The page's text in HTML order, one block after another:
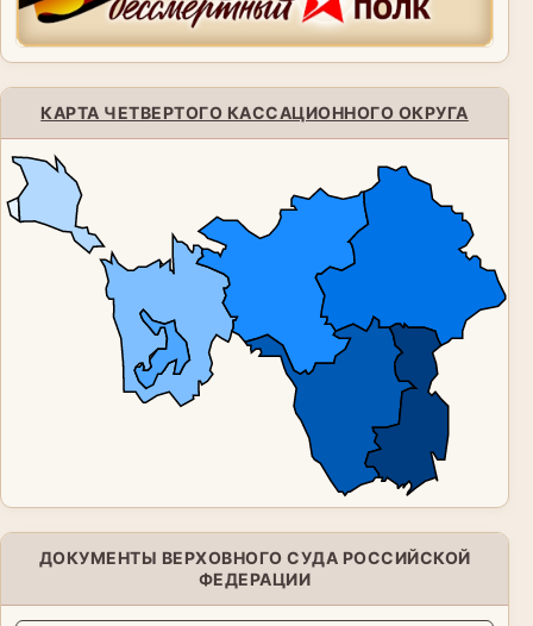
КАРТА ЧЕТВЕРТОГО КАССАЦИОННОГО ОКРУГА
ДОКУМЕНТЫ ВЕРХОВНОГО СУДА РОССИЙСКОЙ
ФЕДЕРАЦИИ